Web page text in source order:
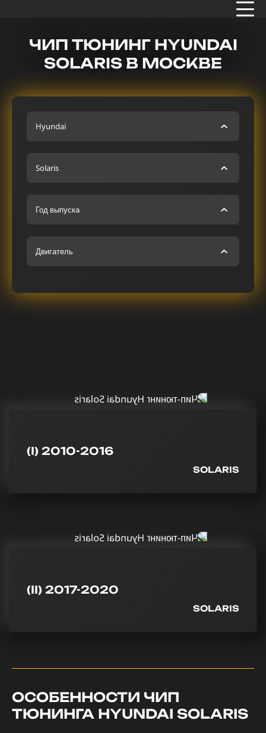
ЧИП ТЮНИНГ HYUNDAI
SOLARIS В МОСКВЕ
Hyundai
Solaris
Год выпуска
Двигатель
(I) 2010-2016
SOLARIS
(II) 2017-2020
SOLARIS
ОСОБЕННОСТИ ЧИП
ТЮНИНГА HYUNDAI SOLARIS